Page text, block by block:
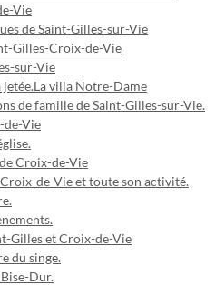
Vie
de Saint-Gilles-sur-Vie
Gilles-Croix-de-Vie
sur-Vie
jetée.La villa Notre-Dame
de famille de Saint-Gilles-sur-Vie.
de-Vie
Croix-de-Vie
de-Vie et toute son activité.
Gilles et Croix-de-Vie
du singe.
Dur.